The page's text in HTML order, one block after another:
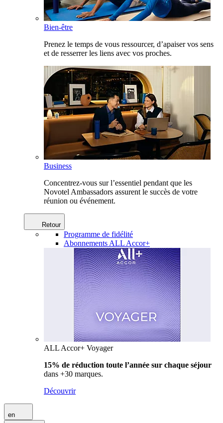
Bien-être
Prenez le temps de vous ressourcer, d’apaiser vos sens
et de resserrer les liens avec vos proches.
Business
Concentrez-vous sur l’essentiel pendant que les
Novotel Ambassadors assurent le succès de votre
réunion ou événement.
Retour
Programme de fidélité
Abonnements ALL Accor+
ALL Accor+ Voyager
15% de réduction toute l’année sur chaque séjour
dans +30 marques.
Découvrir
en